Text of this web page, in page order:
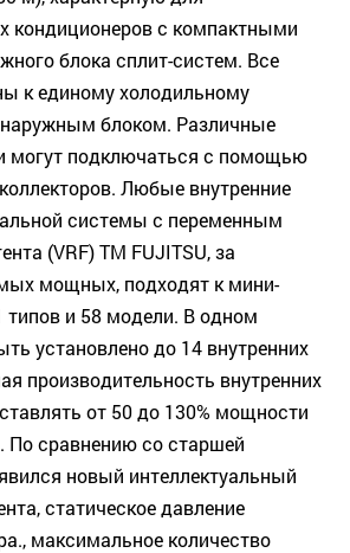
кондиционеров с компактными
блока сплит-систем. Все
к единому холодильному
блоком. Различные
могут подключаться с помощью
Любые внутренние
системы с переменным
(VRF) ТМ FUJITSU, за
мощных, подходят к мини-
типов и 58 модели. В одном
установлено до 14 внутренних
производительность внутренних
от 50 до 130% мощности
По сравнению со старшей
новый интеллектуальный
статическое давление
максимальное количество